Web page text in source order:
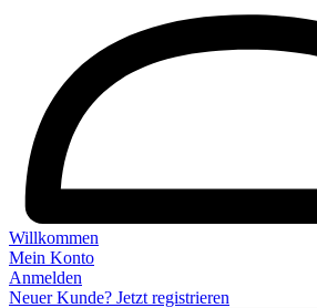
Willkommen
Mein Konto
Anmelden
Neuer Kunde? Jetzt registrieren